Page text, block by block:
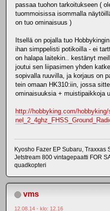
passaa tuohon tarkoitukseen (
tuommoisissa isommalla
on tuo ominaisuus )
Itsellä on pojalla tuo
ihan simppelisti potikoilla - ei
on halapa laitekin.. kestänyt
joutui sen liipasimen yhden
sopivalla ruuvilla, ja korjaus on
tein omaan HK310:iin, jossa
ominaisuuksia + muistipaikkoja
http://hobbyking.com/
Kyosho Fazer EP Subaru, Traxxas
Jetstream 800 vintagepaatti FOR
quadkopteri
vms
12.08.14 - klo: 12.16